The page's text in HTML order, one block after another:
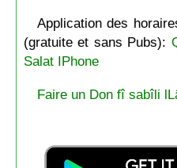
Application des
(gratuite et sans Pubs):
Salat IPhone
Faire un Don fî sabîli